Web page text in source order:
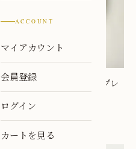
ACCOUNT
マイアカウント
会員登録
ログイン
カートを見る
ネビュラ 方割ディーププレ
ート